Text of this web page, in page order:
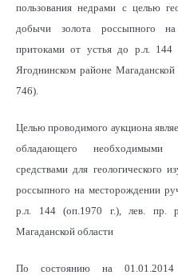
пользования недрами с целью
добычи золота россыпного
притоками от устья до р.л. 144
Ягоднинском районе
746).
Целью проводимого аукциона
обладающего необходимыми
средствами для геологического
россыпного на месторождении
р.л. 144 (оп.1970 г.), лев. пр.
Магаданской области
По состоянию на 01.01.2014